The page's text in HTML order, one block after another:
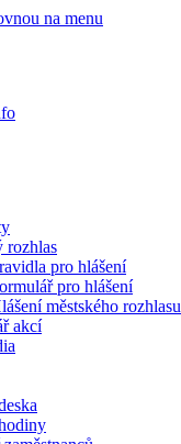
na menu
rozhlas
pro hlášení
pro hlášení
městského rozhlasu
akcí